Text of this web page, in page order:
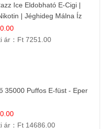
Ice Eldobható E-Cigi |
| Jéghideg Málna Íz
ár： Ft 7251.00
35000 Puffos E-füst - Eper
ár： Ft 14686.00